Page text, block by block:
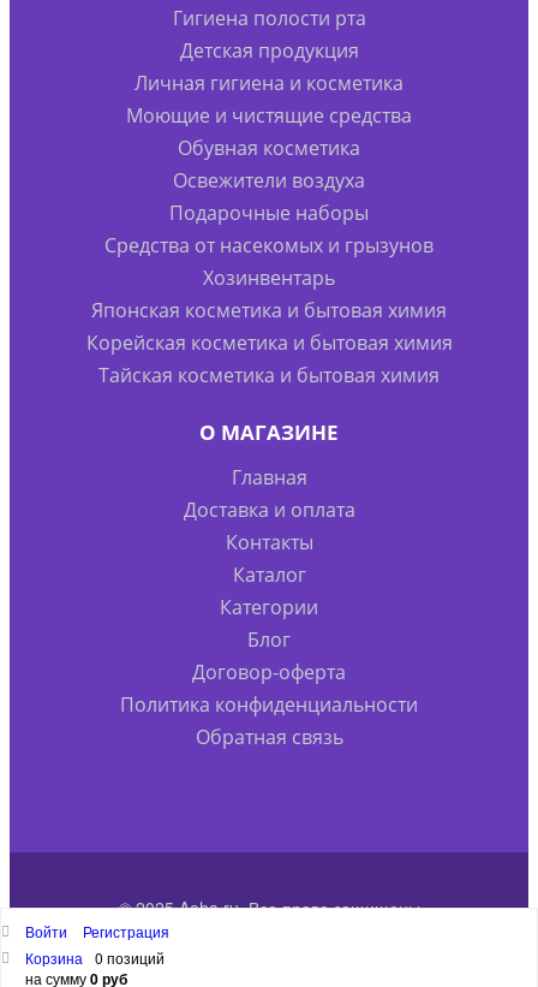
Гигиена полости рта
Детская продукция
Личная гигиена и косметика
Моющие и чистящие средства
Обувная косметика
Освежители воздуха
Подарочные наборы
Средства от насекомых и грызунов
Хозинвентарь
Японская косметика и бытовая химия
Корейская косметика и бытовая химия
Тайская косметика и бытовая химия
О МАГАЗИНЕ
Главная
Доставка и оплата
Контакты
Каталог
Категории
Блог
Договор-оферта
Политика конфиденциальности
Обратная связь
© 2025 Aoha.ru. Все права защищены
Войти
Регистрация
Корзина
0 позиций
на сумму0 руб